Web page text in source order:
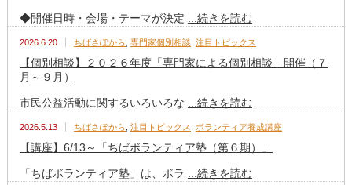
◆開催日時・会場・テーマが決定 ...続きを読む
2026.6.20 ちばさぽから 専門家個別相談, 注目トピックス
【個別相談】２０２６年度「専門家による個別相談」開催（７
月～９月）
市民公益活動に関するいろいろな ...続きを読む
2026.5.13 ちばさぽから 注目トピックス ボランティア養成講座
【講座】6/13～「ちばボランティア塾（第６期）」
「ちばボランティア塾」は、ボラ ...続きを読む